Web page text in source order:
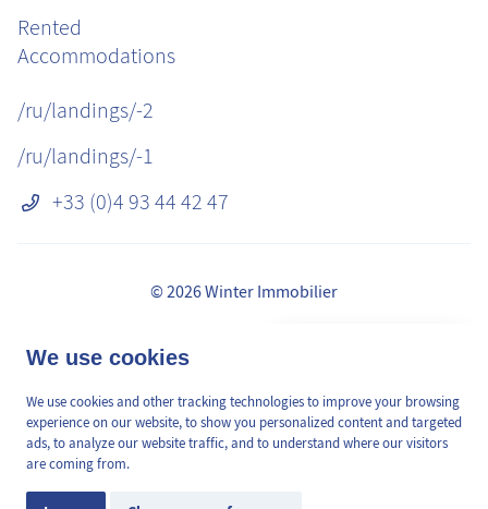
We use cookies
We use cookies and other tracking technologies to improve your browsing
experience on our website, to show you personalized content and targeted
ads, to analyze our website traffic, and to understand where our visitors
are coming from.
Rented
Accommodations
/ru/landings/-2
/ru/landings/-1
+33 (0)4 93 44 42 47
© 2026 Winter Immobilier
/ru/pages/mediation-de-la-consommation
Карта сайта
valeur de votre bien, en 2
min, gratuitement.